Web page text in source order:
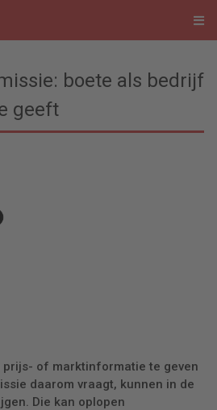
boete als bedrijf
geeft
prijs- of marktinformatie te geven
daarom vraagt, kunnen in de
Die kan oplopen